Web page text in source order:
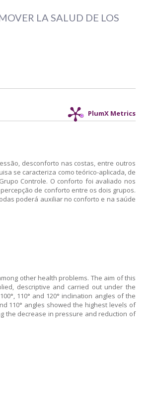
LA SALUD DE LOS
PlumX Metrics
desconforto nas costas, entre outros
se caracteriza como teórico-aplicada, de
Controle. O conforto foi avaliado nos
de conforto entre os dois grupos.
poderá auxiliar no conforto e na saúde
other health problems. The aim of this
descriptive and carried out under the
110° and 120° inclination angles of the
110° angles showed the highest levels of
the decrease in pressure and reduction of